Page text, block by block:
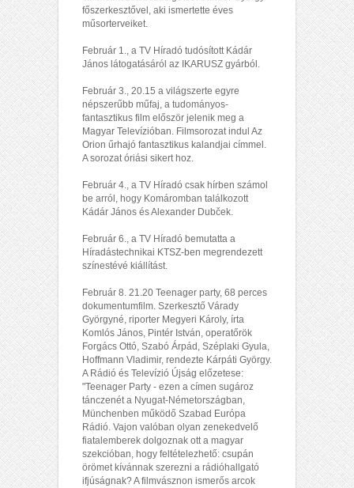
főszerkesztővel, aki ismertette éves
műsorterveiket.
Február 1., a TV Híradó tudósított Kádár
János látogatásáról az IKARUSZ gyárból.
Február 3., 20.15 a világszerte egyre
népszerűbb műfaj, a tudományos-
fantasztikus film először jelenik meg a
Magyar Televízióban. Filmsorozat indul Az
Orion űrhajó fantasztikus kalandjai címmel.
A sorozat óriási sikert hoz.
Február 4., a TV Híradó csak hírben számol
be arról, hogy Komáromban találkozott
Kádár János és Alexander Dubček.
Február 6., a TV Híradó bemutatta a
Híradástechnikai KTSZ-ben megrendezett
színestévé kiállítást.
Február 8. 21.20 Teenager party, 68 perces
dokumentumfilm. Szerkesztő Várady
Györgyné, riporter Megyeri Károly, írta
Komlós János, Pintér István, operatőrök
Forgács Ottó, Szabó Árpád, Széplaki Gyula,
Hoffmann Vladimir, rendezte Kárpáti György.
A Rádió és Televízió Újság előzetese:
"Teenager Party - ezen a címen sugároz
tánczenét a Nyugat-Németországban,
Münchenben működő Szabad Európa
Rádió. Vajon valóban olyan zenekedvelő
fiatalemberek dolgoznak ott a magyar
szekcióban, hogy feltételezhető: csupán
örömet kívánnak szerezni a rádióhallgató
ifjúságnak? A filmvásznon ismerős arcok